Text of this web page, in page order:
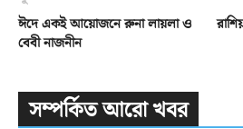
ঈদে একই আয়োজনে রুনা লায়লা ও
বেবী নাজনীন
সম্পর্কিত আরো খবর